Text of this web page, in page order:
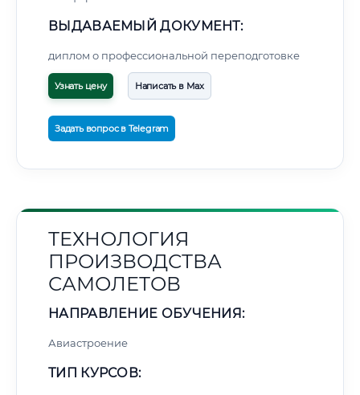
ВЫДАВАЕМЫЙ ДОКУМЕНТ:
диплом о профессиональной переподготовке
Узнать цену Написать в Max
Задать вопрос в Telegram
ТЕХНОЛОГИЯ
ПРОИЗВОДСТВА
САМОЛЕТОВ
НАПРАВЛЕНИЕ ОБУЧЕНИЯ:
Авиастроение
ТИП КУРСОВ: